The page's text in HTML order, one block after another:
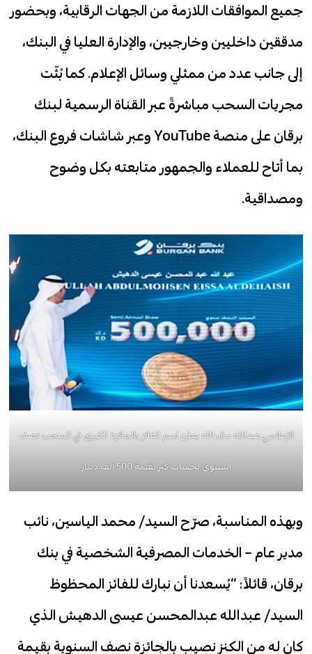
جميع الموافقات اللازمة من الجهات الرقابية، وبحضور
مدققين داخليين وخارجيين، والإدارة العليا في البنك،
إلى جانب عدد من ممثلي وسائل الإعلام. كما بُثّت
مجريات السحب مباشرةً عبر القناة الرسمية لبنك
برقان على منصة YouTube وعبر شاشات فروع البنك،
بما أتاح للعملاء والجمهور متابعته بكل وضوح
ومصداقية.
الإعلامي عبدالله مال الله يعلن اسم الفائز بالجائزة الكبرى في السحب نصف
السنوي لحساب كنز بقيمة 500 ألف دينار
وبهذه المناسبة، صرّح السيد/ محمد الياسين، نائب
مدير عام – الخدمات المصرفية الشخصية في بنك
برقان، قائلاً: “يُسعدنا أن نبارك للفائز المحظوظ
السيد/ عبدالله عبدالمحسن عيسى الدهيش الذي
كان له من الكنز نصيب بالجائزة نصف السنوية بقيمة